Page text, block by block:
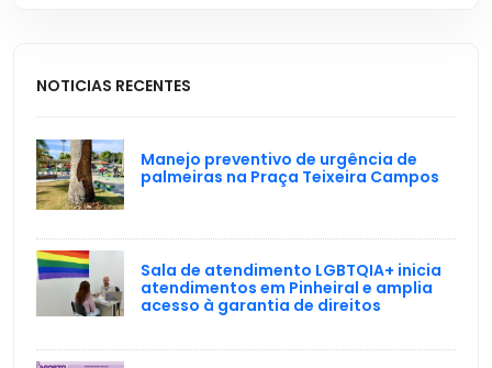
NOTICIAS RECENTES
Manejo preventivo de urgência de
palmeiras na Praça Teixeira Campos
Sala de atendimento LGBTQIA+ inicia
atendimentos em Pinheiral e amplia
acesso à garantia de direitos